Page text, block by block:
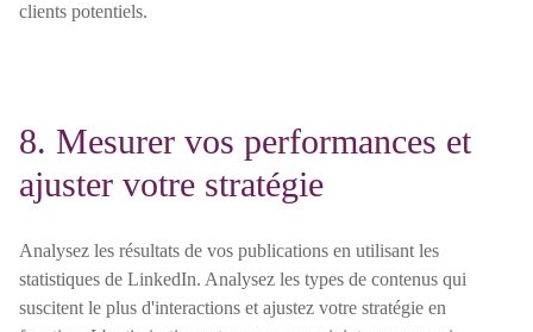
clients potentiels.
8. Mesurer vos performances et
ajuster votre stratégie
Analysez les résultats de vos publications en utilisant les
statistiques de LinkedIn. Analysez les types de contenus qui
suscitent le plus d'interactions et ajustez votre stratégie en